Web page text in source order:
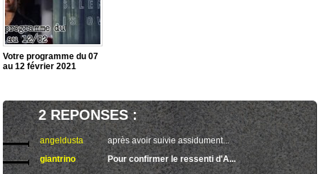
Votre programme du 07
au 12 février 2021
2 REPONSES :
angeldusta
après avoir suivie assidument...
giantrino
Pour confirmer le ressenti d'A...